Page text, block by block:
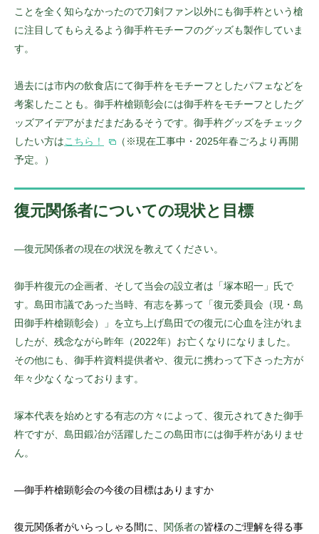
ことを全く知らなかったので刀剣ファン以外にも御手杵という槍
に注目してもらえるよう御手杵モチーフのグッズも製作していま
す。
過去には市内の飲食店にて御手杵をモチーフとしたパフェなどを
考案したことも。御手杵槍顕彰会には御手杵をモチーフとしたグ
ッズアイデアがまだまだあるそうです。御手杵グッズをチェック
したい方はこちら！
（※現在工事中・2025年春ごろより再開
予定。）
復元関係者についての現状と目標
—復元関係者の現在の状況を教えてください。
御手杵復元の企画者、そして当会の設立者は「塚本昭一」氏で
す。島田市議であった当時、有志を募って「復元委員会（現・島
田御手杵槍顕彰会）」を立ち上げ島田での復元に心血を注がれま
したが、残念ながら昨年（2022年）お亡くなりになりました。
その他にも、御手杵資料提供者や、復元に携わって下さった方が
年々少なくなっております。
塚本代表を始めとする有志の方々によって、復元されてきた御手
杵ですが、島田鍛冶が活躍したこの島田市には御手杵がありませ
ん。
—御手杵槍顕彰会の今後の目標はありますか
復元関係者がいらっしゃる間に、 関係者の皆様のご理解を得る事